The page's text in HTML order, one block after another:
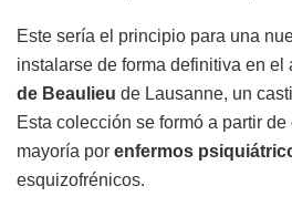
Este sería el principio para una
instalarse de forma definitiva en el
de Beaulieu de Lausanne, un
Esta colección se formó a partir
mayoría por enfermos
esquizofrénicos.